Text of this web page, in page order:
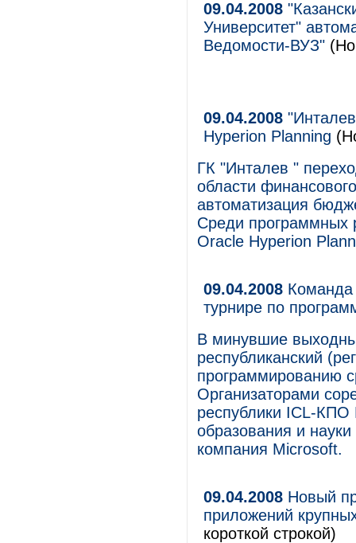
09.04.2008
Университет"
Ведомости-ВУЗ"
09.04.2008
Hyperion Planning
ГК "Инталев "
области
автоматизация
Среди программных
Oracle Hyperion
09.04.2008 Команда
турнире по
В минувшие
республиканский
программированию
Организаторами
республики ICL-КПО
образования и
компания Microsoft.
09.04.2008 Новый
приложений
короткой строкой)